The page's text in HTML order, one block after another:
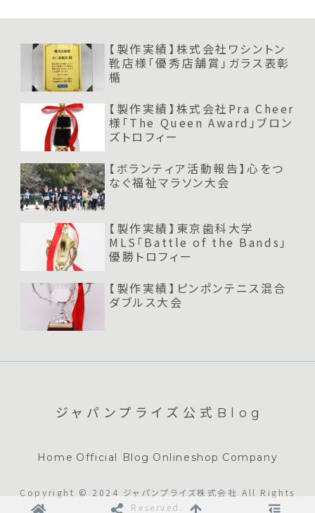
【製作実績】株式会社ワシントン
靴店様「優秀店舗賞」ガラス表彰
楯
【製作実績】株式会社Pra Cheer
様「The Queen Award」ブロン
ズトロフィー
【ボランティア活動報告】心をつ
なぐ福祉マラソン大会
【製作実績】東京歯科大学
MLS「Battle of the Bands」
優勝トロフィー
【製作実績】ピンポンテニス混合
ダブルス大会
ジャパンプライズ公式Blog
Home Official Blog Onlineshop Company
Copyright © 2024 ジャパンプライズ株式会社 All Rights
Reserved.